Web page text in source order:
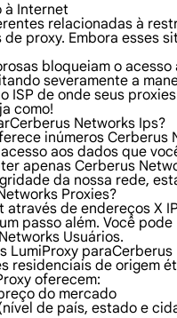
à Internet
relacionadas à
proxy. Embora esses
bloqueiam o
severamente a
ISP de onde seus
como!
Networks Ips?
inúmeros
aos dados que
apenas Cerberus
da nossa rede,
Proxies?
de endereços X
passo além. Você
Usuários.
LumiProxy
residenciais de origem
oferecem:
do mercado
de país, estado e